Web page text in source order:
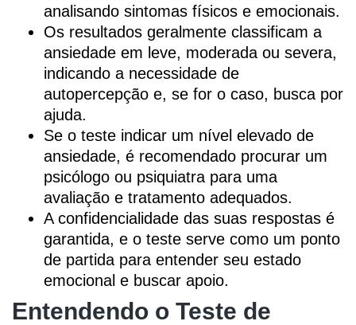
analisando sintomas físicos e emocionais.
Os resultados geralmente classificam a
ansiedade em leve, moderada ou severa,
indicando a necessidade de
autopercepção e, se for o caso, busca por
ajuda.
Se o teste indicar um nível elevado de
ansiedade, é recomendado procurar um
psicólogo ou psiquiatra para uma
avaliação e tratamento adequados.
A confidencialidade das suas respostas é
garantida, e o teste serve como um ponto
de partida para entender seu estado
emocional e buscar apoio.
Entendendo o Teste de